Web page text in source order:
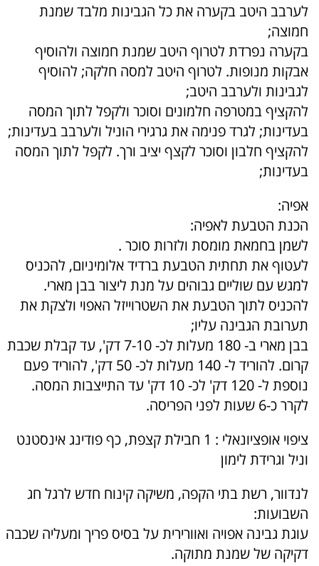
לערבב היטב בקערה את כל הגבינות מלבד שמנת
חמוצה;
בקערה נפרדת לטרוף היטב שמנת חמוצה ולהוסיף
אבקות מנופות. לטרוף היטב למסה חלקה; להוסיף
לגבינות ולערבב היטב;
להקציף במטרפה חלמונים וסוכר ולקפל לתוך המסה
בעדינות; לגרד פנימה את גרגירי הוניל ולערבב בעדינות;
להקציף חלבון וסוכר לקצף יציב ורך. לקפל לתוך המסה
בעדינות;
אפיה:
הכנת הטבעת לאפיה:
לשמן בחמאת מומסת ולזרות סוכר .
לעטוף את תחתית הטבעת ברדיד אלומיניום, להכניס
למגש עם שוליים גבוהים על מנת ליצור בבן מארי.
להכניס לתוך הטבעת את השטרוייזל האפוי ולצקת את
תערובת הגבינה עליו;
בבן מארי ב- 180 מעלות לכ- 7-10 דק', עד קבלת שכבת
קרום. להוריד ל- 140 מעלות לכ- 50 דק', להוריד פעם
נוספת ל- 120 דק' לכ- 10 דק' עד התייצבות המסה.
לקרר כ-6 שעות לפני הפריסה.
ציפוי אופציונאלי : 1 חבילת קצפת, כף פודינג אינסטנט
וניל וגרידת לימון
לנדוור, רשת בתי הקפה, משיקה קינוח חדש לרגל חג
השבועות:
עוגת גבינה אפויה ואוורירית על בסיס פריך ומעליה שכבה
דקיקה של שמנת מתוקה.